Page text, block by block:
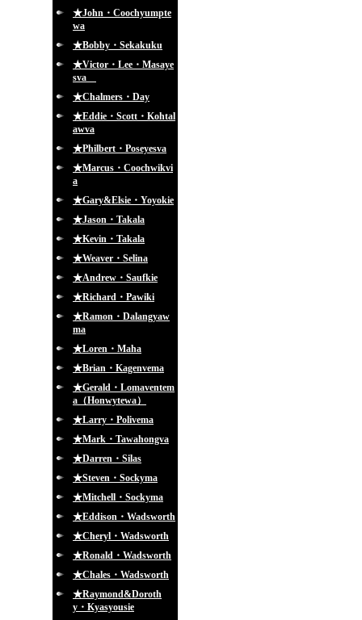
★John・Coochyumpte
wa
★Bobby・Sekakuku
★Victor・Lee・Masaye
sva
★Chalmers・Day
★Eddie・Scott・Kohtal
awva
★Philbert・Poseyesva
★Marcus・Coochwikvi
a
★Gary&Elsie・Yoyokie
★Jason・Takala
★Kevin・Takala
★Weaver・Selina
★Andrew・Saufkie
★Richard・Pawiki
★Ramon・Dalangyaw
ma
★Loren・Maha
★Brian・Kagenvema
★Gerald・Lomaventem
a（Honwytewa）
★Larry・Polivema
★Mark・Tawahongva
★Darren・Silas
★Steven・Sockyma
★Mitchell・Sockyma
★Eddison・Wadsworth
★Cheryl・Wadsworth
★Ronald・Wadsworth
★Chales・Wadsworth
★Raymond&Doroth
y・Kyasyousie